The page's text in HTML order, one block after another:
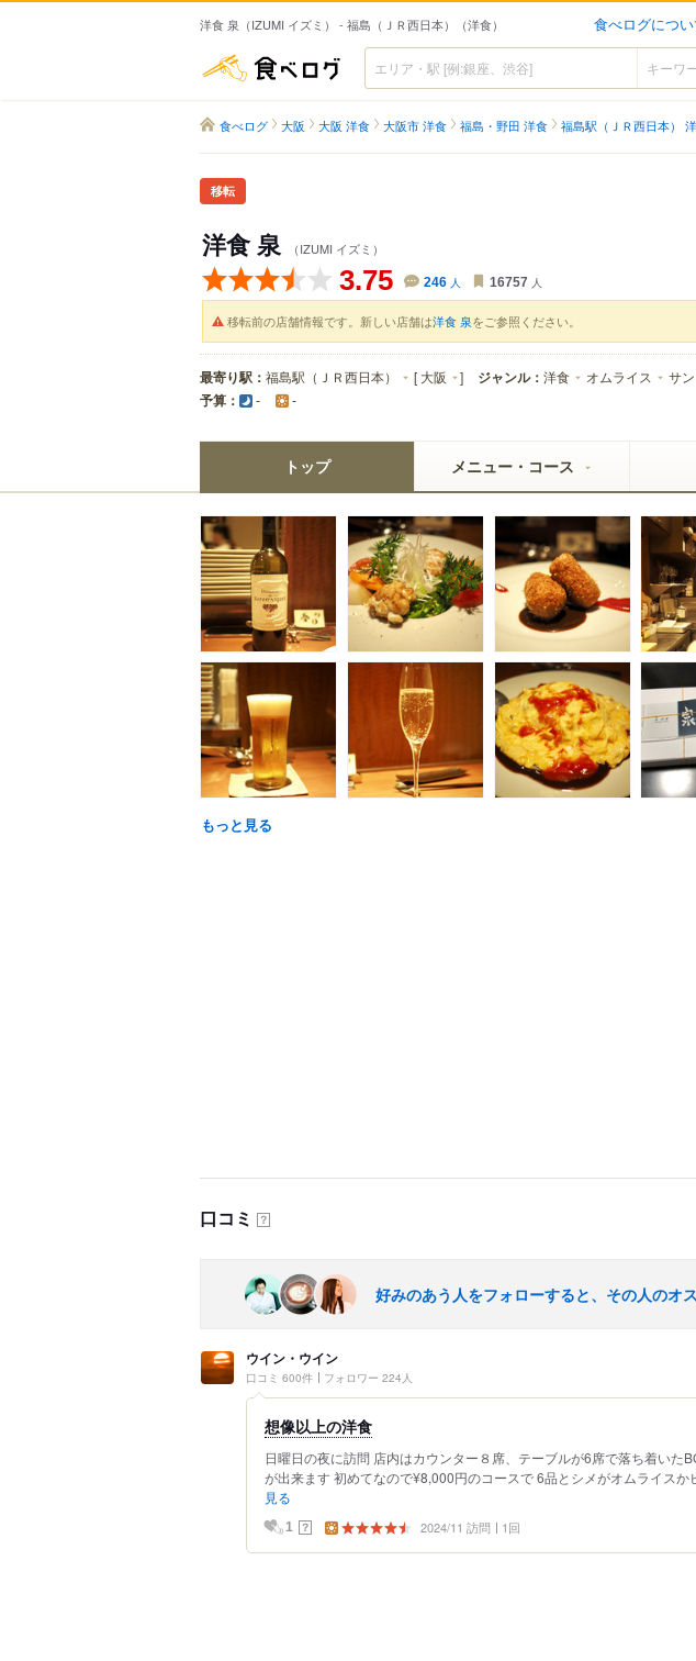
洋食 泉（IZUMI イズミ） - 福島（ＪＲ西日本）（洋食） 食べログにつ
食べログ
食べログ 大阪 大阪 洋食 大阪市 洋食 福島・野田 洋食 福島駅（ＪＲ西日本）
移転
洋食 泉 （IZUMI イズミ）
3.75 246 人 16757 人
移転前の店舗情報です。新しい店舗は洋食 泉をご参照ください。
最寄り駅： 福島駅（ＪＲ西日本） [ 大阪 ] ジャンル： 洋食 オムライス サ
予算： - -
トップ メニュー・コース
もっと見る
口コミ ？
好みのあう人をフォローすると、その人のオ
ウイン・ウイン
口コミ 600件 フォロワー 224人
想像以上の洋食
日曜日の夜に訪問 店内はカウンター８席、テーブルが6席で落ち着いた
が出来ます 初めてなので¥8,000円のコースで 6品とシメがオムライスか
見る
1 ？ 2024/11 訪問 1回